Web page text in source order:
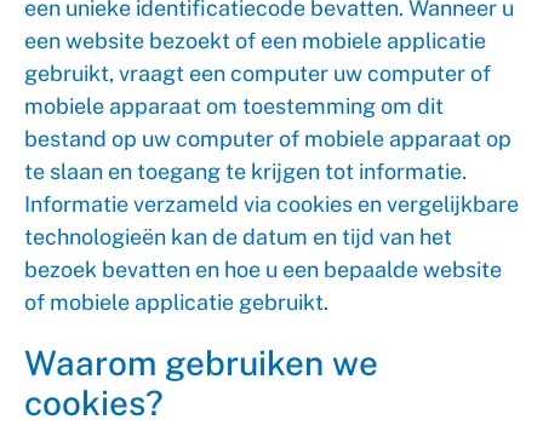
een unieke identificatiecode bevatten. Wanneer u
een website bezoekt of een mobiele applicatie
gebruikt, vraagt een computer uw computer of
mobiele apparaat om toestemming om dit
bestand op uw computer of mobiele apparaat op
te slaan en toegang te krijgen tot informatie.
Informatie verzameld via cookies en vergelijkbare
technologieën kan de datum en tijd van het
bezoek bevatten en hoe u een bepaalde website
of mobiele applicatie gebruikt.
Waarom gebruiken we
cookies?